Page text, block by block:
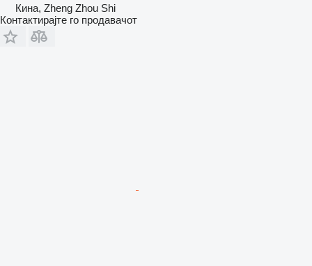
Кина, Zheng Zhou Shi
Контактирајте го продавачот